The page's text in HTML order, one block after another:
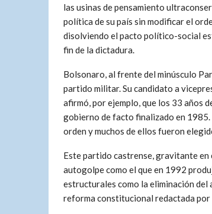
las usinas de pensamiento
política de su país sin modificar el
disolviendo el pacto político-social
fin de la dictadura.
Bolsonaro, al frente del minúsculo
partido militar. Su candidato a
afirmó, por ejemplo, que los 33 años
gobierno de facto finalizado en 1985.
orden y muchos de ellos fueron
Este partido castrense, gravitante en
autogolpe como el que en 1992
estructurales como la eliminación del
reforma constitucional redactada por